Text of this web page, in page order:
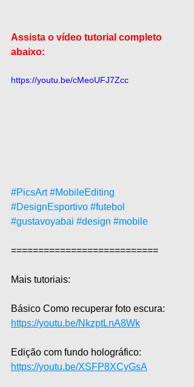
Assista o vídeo tutorial completo
abaixo:
https://youtu.be/cMeoUFJ7Zcc
#PicsArt #MobileEditing
#DesignEsportivo #futebol
#gustavoyabai #design #mobile
===========================
Mais tutoriais:
Básico Como recuperar foto escura:
https://youtu.be/NkzptLnA8Wk
Edição com fundo holográfico:
https://youtu.be/XSFP8XCyGsA